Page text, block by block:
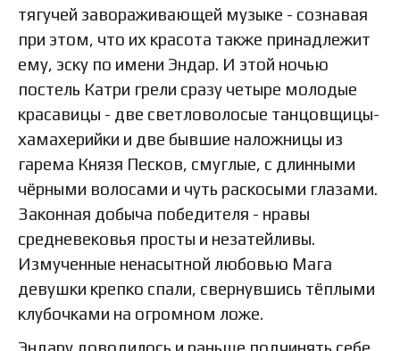
тягучей завораживающей музыке - сознавая
при этом, что их красота также принадлежит
ему, эску по имени Эндар. И этой ночью
постель Катри грели сразу четыре молодые
красавицы - две светловолосые танцовщицы-
хамахерийки и две бывшие наложницы из
гарема Князя Песков, смуглые, с длинными
чёрными волосами и чуть раскосыми глазами.
Законная добыча победителя - нравы
средневековья просты и незатейливы.
Измученные ненасытной любовью Мага
девушки крепко спали, свернувшись тёплыми
клубочками на огромном ложе.